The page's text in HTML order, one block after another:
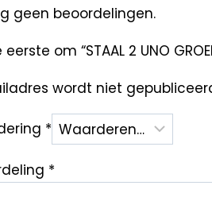
geen beoordelingen.
om “STAAL 2 UNO
wordt niet
*
*